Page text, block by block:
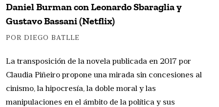
Daniel Burman con Leonardo Sbaraglia y
Gustavo Bassani (Netflix)
POR DIEGO BATLLE
La transposición de la novela publicada en 2017 por
Claudia Piñeiro propone una mirada sin concesiones al
cinismo, la hipocresía, la doble moral y las
manipulaciones en el ámbito de la política y sus